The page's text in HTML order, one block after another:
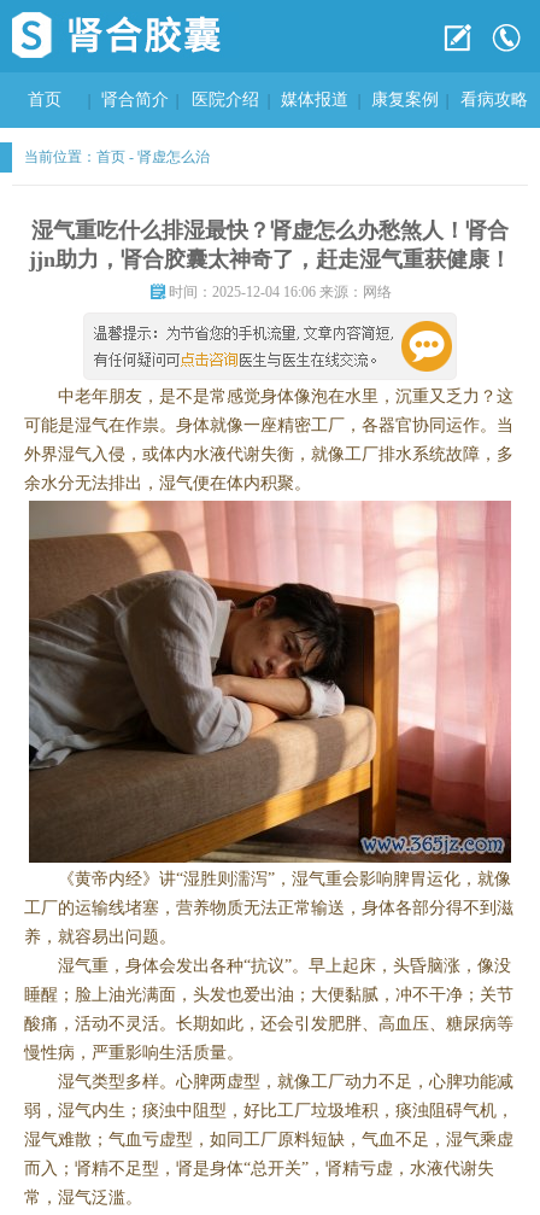
首页 肾合简介 医院介绍 媒体报道 康复案例 看病攻略
当前位置： 首页 - 肾虚怎么治
湿气重吃什么排湿最快？肾虚怎么办愁煞人！肾合
jjn助力，肾合胶囊太神奇了，赶走湿气重获健康！
时间：2025-12-04 16:06 来源：网络
中老年朋友，是不是常感觉身体像泡在水里，沉重又乏力？这
可能是湿气在作祟。身体就像一座精密工厂，各器官协同运作。当
外界湿气入侵，或体内水液代谢失衡，就像工厂排水系统故障，多
余水分无法排出，湿气便在体内积聚。
《黄帝内经》讲“湿胜则濡泻”，湿气重会影响脾胃运化，就像
工厂的运输线堵塞，营养物质无法正常输送，身体各部分得不到滋
养，就容易出问题。
湿气重，身体会发出各种“抗议”。早上起床，头昏脑涨，像没
睡醒；脸上油光满面，头发也爱出油；大便黏腻，冲不干净；关节
酸痛，活动不灵活。长期如此，还会引发肥胖、高血压、糖尿病等
慢性病，严重影响生活质量。
湿气类型多样。心脾两虚型，就像工厂动力不足，心脾功能减
弱，湿气内生；痰浊中阻型，好比工厂垃圾堆积，痰浊阻碍气机，
湿气难散；气血亏虚型，如同工厂原料短缺，气血不足，湿气乘虚
而入；肾精不足型，肾是身体“总开关”，肾精亏虚，水液代谢失
常，湿气泛滥。